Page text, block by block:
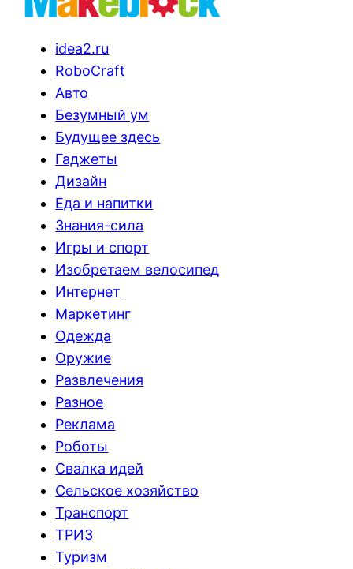
idea2.ru
RoboCraft
Авто
Безумный ум
Будущее здесь
Гаджеты
Дизайн
Еда и напитки
Знания-сила
Игры и спорт
Изобретаем велосипед
Интернет
Маркетинг
Одежда
Оружие
Развлечения
Разное
Реклама
Роботы
Свалка идей
Сельское хозяйство
Транспорт
ТРИЗ
Туризм